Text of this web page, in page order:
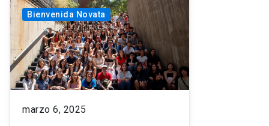
Bienvenida Novata
marzo 6, 2025